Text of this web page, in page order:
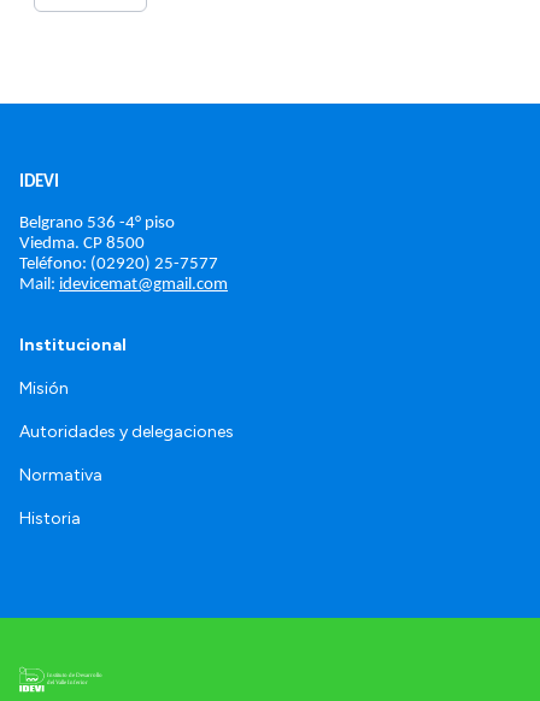
IDEVI
Belgrano 536 -4° piso
Viedma. CP 8500
Teléfono: (02920) 25-7577
Mail: idevicemat@gmail.com
Institucional
Misión
Autoridades y delegaciones
Normativa
Historia